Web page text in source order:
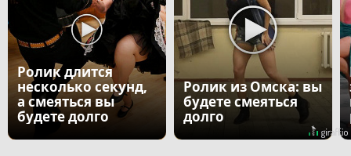
Ролик длится
несколько секунд,
а смеяться вы
будете долго
Ролик из Омска: вы
будете смеяться
долго